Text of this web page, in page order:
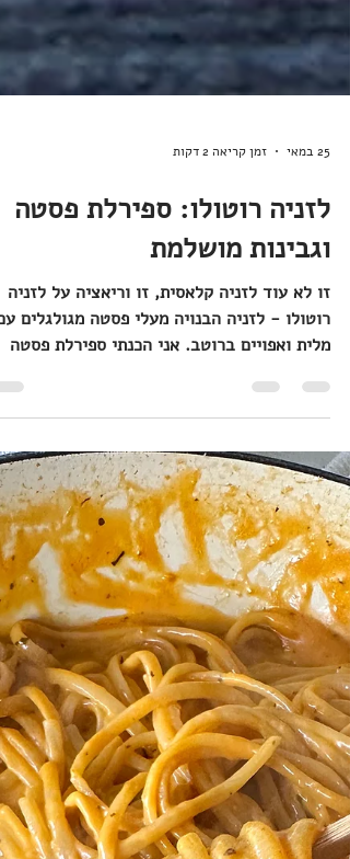
25 במאי זמן קריאה 2 דקות
לזניה רוטולו: ספירלת פסטה
וגבינות מושלמת
זו לא עוד לזניה קלאסית, זו וריאציה על לזניה
מלית ואפויים ברוטב. אני הכנתי ספירלת פסטה
ענקית בכלי אחד, עם מלית ריקוטה ועגבניות
מיובשות, רוטב עגבניות פשוט וטעים, ומעל?
לא, מוצרלה נמתחת ופרמזן. אני השתמשתי
ל RUMMO מסוג MAFALDINE No 80 להכנת
הלזניה. מיוחד, טעים, הצגה. בואו נכין לזניה
רוטולו: ספירלת פסטה וגבינות מושלמת! |מה
להכנת לזניה רוטולו: ספירלת פסטה וגבינות
מושלמת (תבנית בקוטר 28 ס"מ) פסטה ל
RUMMO מסוג MAFALDINE No 8